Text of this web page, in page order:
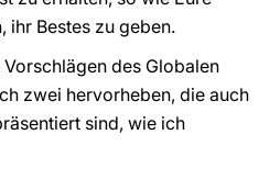
ihr Bestes zu geben.
des Globalen
zwei hervorheben, die auch
sind, wie ich